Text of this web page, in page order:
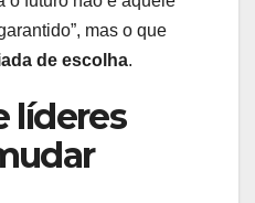
mas o que
de escolha.
líderes